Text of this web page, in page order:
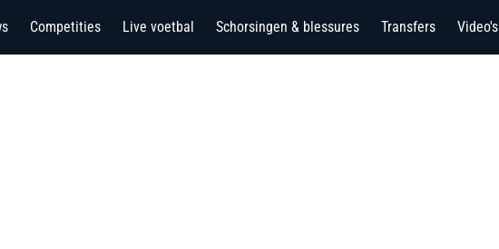
Competities Live voetbal Schorsingen & blessures Transfers Video's